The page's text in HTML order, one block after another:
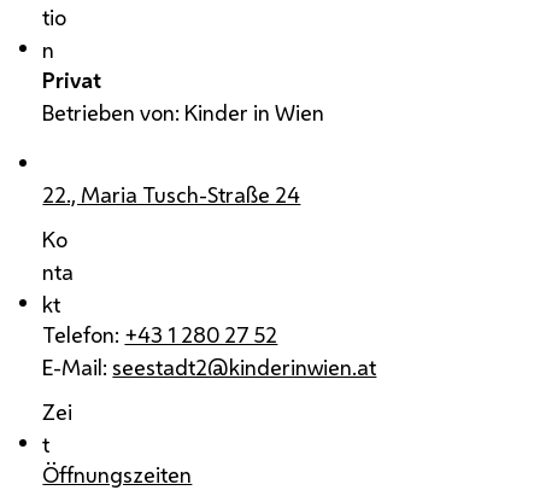
tio
n
Privat
Betrieben von: Kinder in Wien
22., Maria Tusch-Straße 24
Ko
nta
kt
Telefon: +43 1 280 27 52
E-Mail: seestadt2@kinderinwien.at
Zei
t
Öffnungszeiten